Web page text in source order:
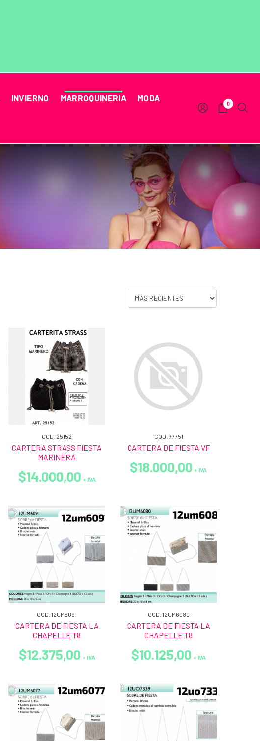
INVIERNO MARROQUINERIA
MODA
0
COD. 25152
CARTERA STRASS FIESTA
MARINERA
$14.000,00 + IVA
COD. 77751
CARTERA DE FIESTA VF
$18.000,00 + IVA
COD. 12UM6091
CARTERA DE FIESTA LA
CHAPELLE T8
$12.375,00 + IVA
COD. 12UM6080
CARTERA DE FIESTA LA
CHAPELLE T8
$10.125,00 + IVA